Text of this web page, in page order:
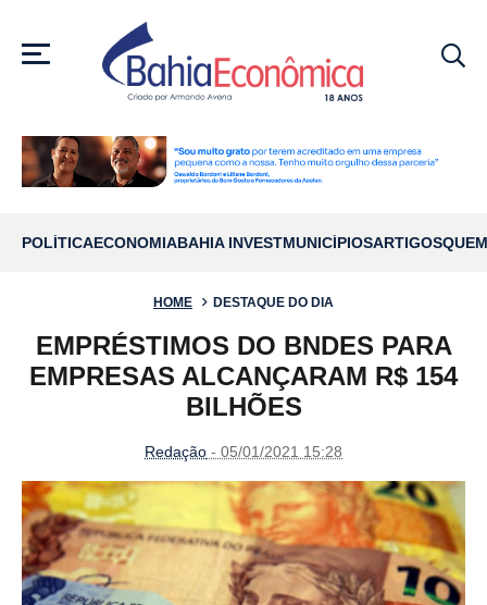
MENU
POLÍTICAECONOMIABAHIA INVESTMUNICÍPIOSARTIGOS
HOME DESTAQUE DO DIA
EMPRÉSTIMOS DO BNDES PARA
EMPRESAS ALCANÇARAM R$ 154
BILHÕES
Redação - 05/01/2021 15:28